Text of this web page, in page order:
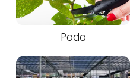
Poda